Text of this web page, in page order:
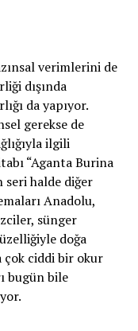
verimlerini de
dışında
da yapıyor.
gerekse de
ilgili
“Aganta Burina
seri halde diğer
Anadolu,
sünger
doğa
çok ciddi bir okur
bugün bile